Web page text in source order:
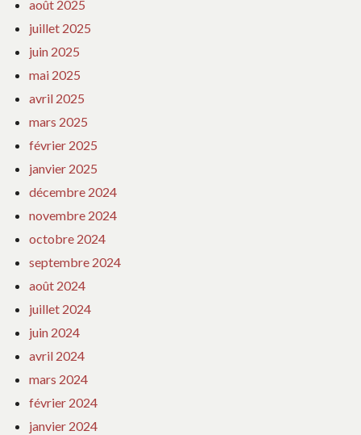
août 2025
juillet 2025
juin 2025
mai 2025
avril 2025
mars 2025
février 2025
janvier 2025
décembre 2024
novembre 2024
octobre 2024
septembre 2024
août 2024
juillet 2024
juin 2024
avril 2024
mars 2024
février 2024
janvier 2024